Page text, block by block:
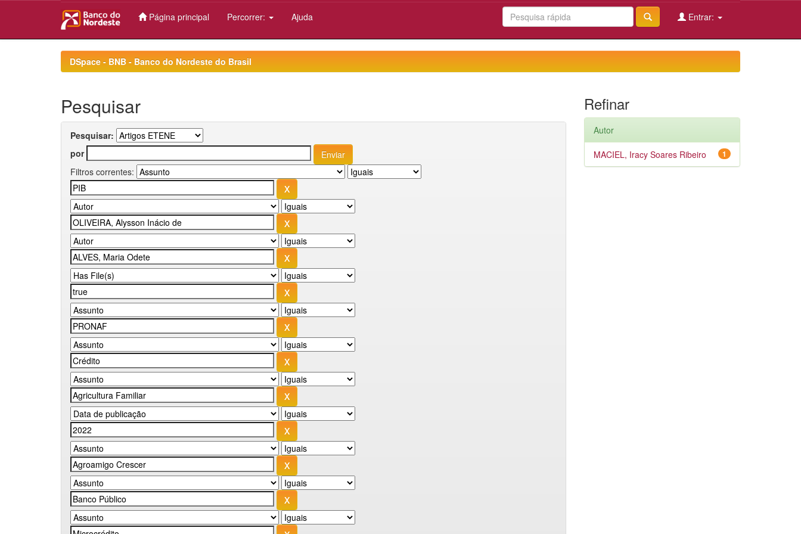
Página principal Percorrer: Ajuda Entrar:
DSpace - BNB - Banco do Nordeste do Brasil
Pesquisar
Pesquisar:
por
Filtros correntes:
Refinar
Autor
1
MACIEL, Iracy Soares Ribeiro